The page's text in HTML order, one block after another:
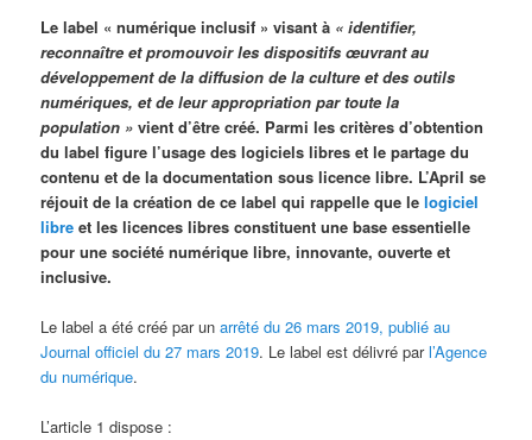
Le label « numérique inclusif » visant à « identifier,
reconnaître et promouvoir les dispositifs œuvrant au
développement de la diffusion de la culture et des outils
numériques, et de leur appropriation par toute la
population » vient d’être créé. Parmi les critères d’obtention
du label figure l’usage des logiciels libres et le partage du
contenu et de la documentation sous licence libre. L’April se
réjouit de la création de ce label qui rappelle que lelogiciel
libre et les licences libres constituent une base essentielle
pour une société numérique libre, innovante, ouverte et
inclusive.
Le label a été créé par unarrêté du 26 mars 2019, publié au
Journal officiel du 27 mars 2019. Le label est délivré parl’Agence
du numérique.
L’article 1 dispose :